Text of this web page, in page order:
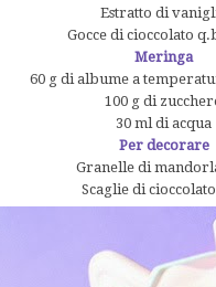
Estratto di
Gocce di cioccolato
Meringa
60 g di albume a
100 g di
30 ml di acqua
Per decorare
Granelle di
Scaglie di